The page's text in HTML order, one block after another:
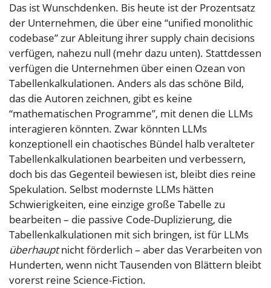
Das ist Wunschdenken. Bis heute ist der Prozentsatz
der Unternehmen, die über eine “unified monolithic
codebase” zur Ableitung ihrer supply chain decisions
verfügen, nahezu null (mehr dazu unten). Stattdessen
verfügen die Unternehmen über einen Ozean von
Tabellenkalkulationen. Anders als das schöne Bild,
das die Autoren zeichnen, gibt es keine
“mathematischen Programme”, mit denen die LLMs
interagieren könnten. Zwar könnten LLMs
konzeptionell ein chaotisches Bündel halb veralteter
Tabellenkalkulationen bearbeiten und verbessern,
doch bis das Gegenteil bewiesen ist, bleibt dies reine
Spekulation. Selbst modernste LLMs hätten
Schwierigkeiten, eine einzige große Tabelle zu
bearbeiten – die passive Code-Duplizierung, die
Tabellenkalkulationen mit sich bringen, ist für LLMs
überhauptnicht förderlich – aber das Verarbeiten von
Hunderten, wenn nicht Tausenden von Blättern bleibt
vorerst reine Science-Fiction.